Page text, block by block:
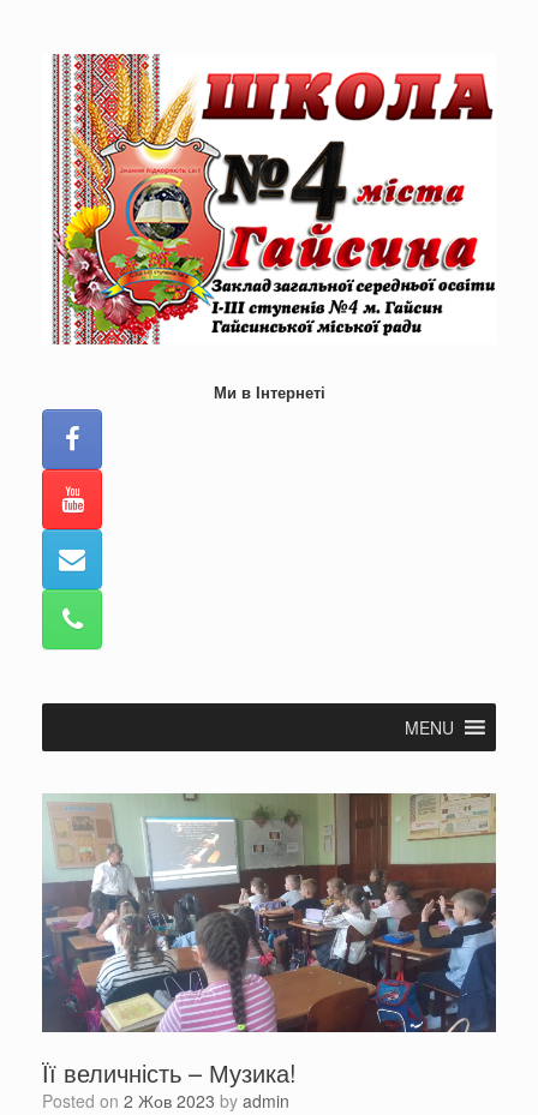
Ми в Інтернеті
MENU
Її величність – Музика!
Posted on 2 Жов 2023 by admin